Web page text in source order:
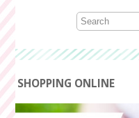
SHOPPING ONLINE